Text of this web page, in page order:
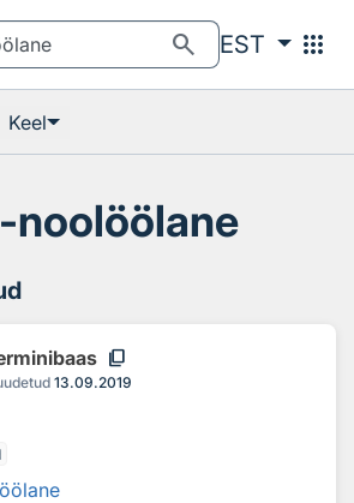
search EST apps
Keel
noolöölane
content_copy
13.09.2019